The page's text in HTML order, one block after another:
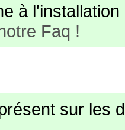
à
Faq !
sur les